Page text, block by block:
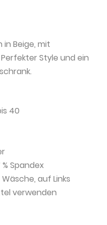
in Beige, mit
Style und ein
40
Spandex
auf Links
verwenden